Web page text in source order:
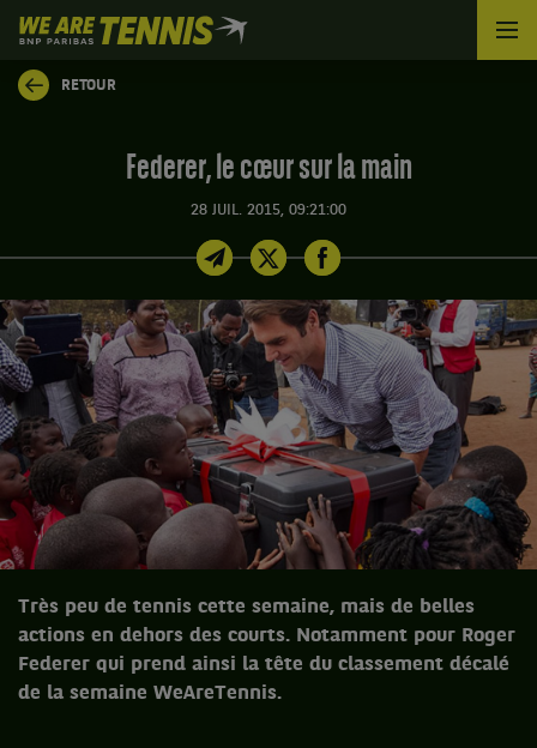
We
are
Tennis
by
RETOUR
Federer, le cœur sur la main
28 JUIL. 2015, 09:21:00
Très peu de tennis cette semaine, mais de belles
actions en dehors des courts. Notamment pour Roger
Federer qui prend ainsi la tête du classement décalé
de la semaine WeAreTennis.